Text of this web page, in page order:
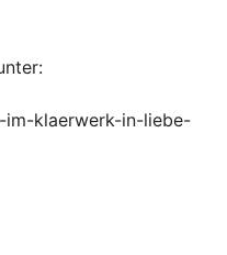
klaerwerk-in-liebe-